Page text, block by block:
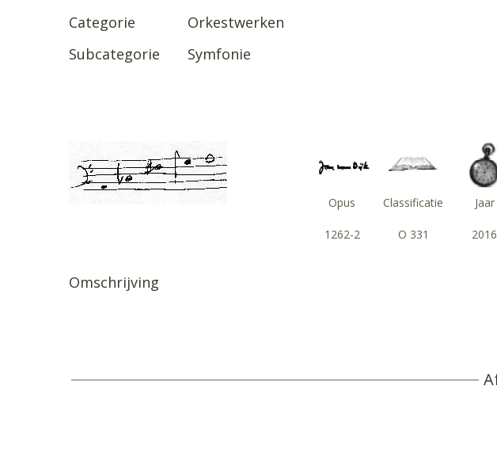
Categorie
Orkestwerken
Subcategorie
Symfonie
Opus Classificatie Jaar
1262-2
O 331 2016
Omschrijving